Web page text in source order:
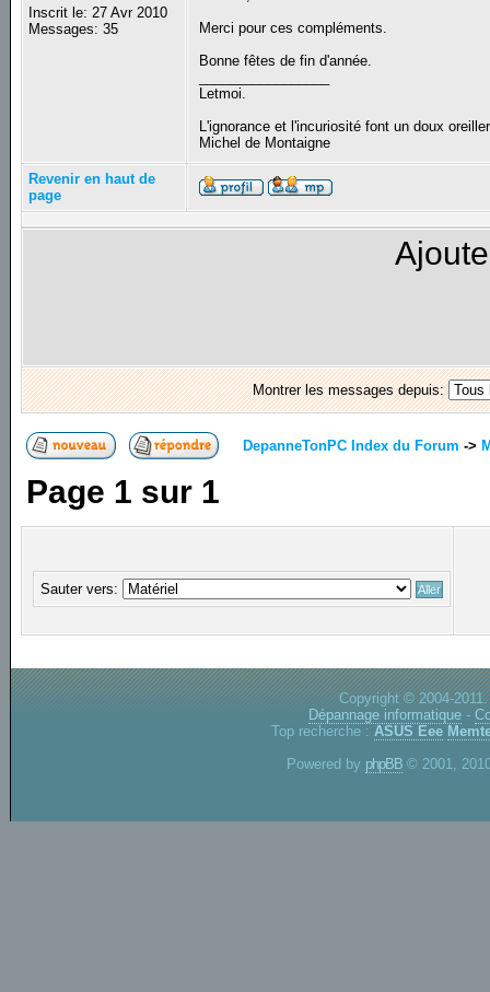
Inscrit le: 27 Avr 2010
Messages: 35
Merci pour ces compléments.
Bonne fêtes de fin d'année.
Letmoi.
L'ignorance et l'incuriosité font un doux
Michel de Montaigne
Revenir en haut de
page
Montrer les messages depuis:
DepanneTonPC Index du Forum ->
Page 1 sur 1
Sauter vers:
Copyright © 2004-
Dépannage informatique -
Top recherche : ASUS Eee
Powered by phpBB © 2001,